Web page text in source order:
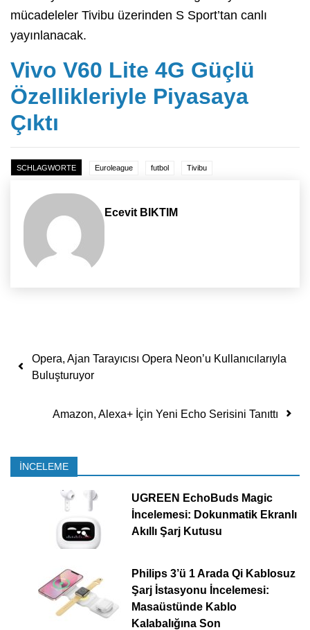
mücadeleler Tivibu üzerinden S Sport’tan canlı
yayınlanacak.
Vivo V60 Lite 4G Güçlü
Özellikleriyle Piyasaya
Çıktı
SCHLAGWORTE Euroleague futbol Tivibu
Ecevit BIKTIM
Yazı dolaşımı
Opera, Ajan Tarayıcısı Opera Neon’u Kullanıcılarıyla
Buluşturuyor
Amazon, Alexa+ İçin Yeni Echo Serisini Tanıttı
İNCELEME
UGREEN EchoBuds Magic
İncelemesi: Dokunmatik Ekranlı
Akıllı Şarj Kutusu
Philips 3’ü 1 Arada Qi Kablosuz
Şarj İstasyonu İncelemesi:
Masaüstünde Kablo
Kalabalığına Son